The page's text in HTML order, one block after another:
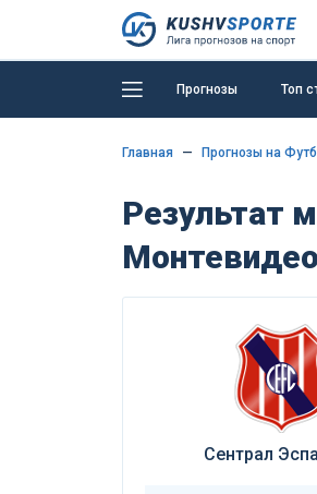
Прогнозы Топ
Главная Прогнозы на
Результат
Сентрал